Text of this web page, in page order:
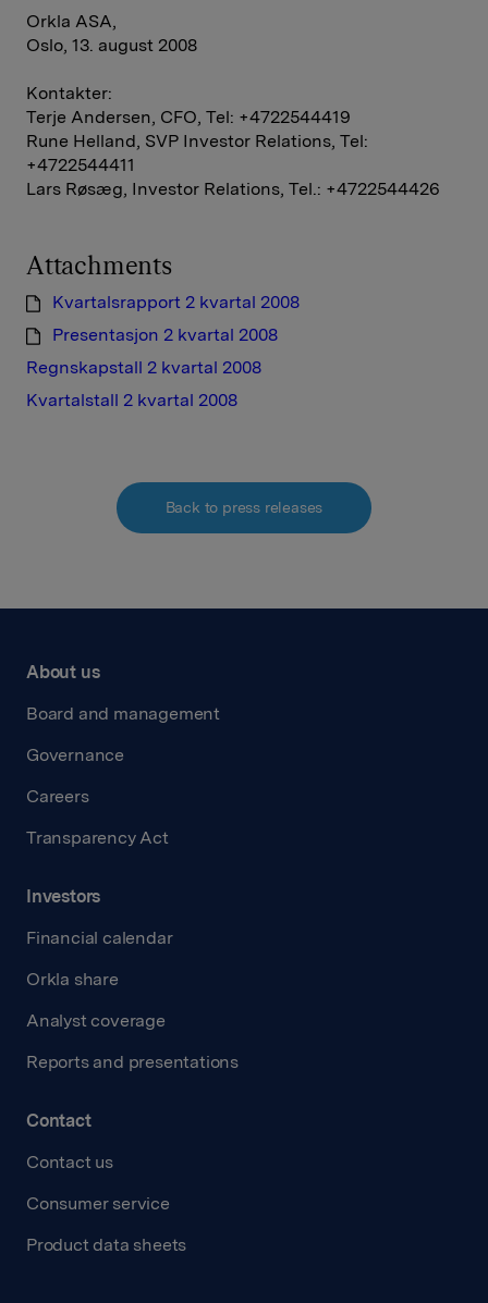
Orkla ASA,
Oslo, 13. august 2008
Kontakter:
Terje Andersen, CFO, Tel: +4722544419
Rune Helland, SVP Investor Relations, Tel:
+4722544411
Lars Røsæg, Investor Relations, Tel.: +4722544426
Attachments
Kvartalsrapport 2 kvartal 2008
Presentasjon 2 kvartal 2008
Regnskapstall 2 kvartal 2008
Kvartalstall 2 kvartal 2008
Back to press releases
About us
Board and management
Governance
Careers
Transparency Act
Investors
Financial calendar
Orkla share
Analyst coverage
Reports and presentations
Contact
Contact us
Consumer service
Product data sheets